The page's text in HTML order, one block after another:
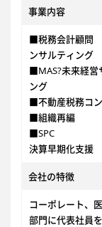
事業内容
■税務会計
ンサルティング
■MAS?未来経
ング
■不動産税務コ
■組織再
■SPC ■
決算早期化支援
会社の特徴
コーポレート、
部門に代表社員